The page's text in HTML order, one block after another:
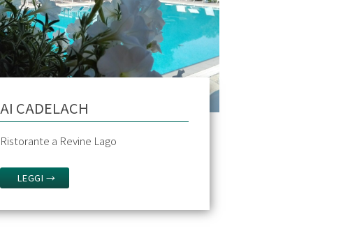
AI CADELACH
Ristorante a Revine Lago
LEGGI →